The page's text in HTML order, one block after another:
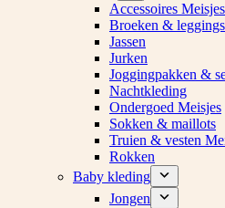
Accessoires Meisjes
Broeken &
Jassen
Jurken
Joggingpakken &
Nachtkleding
Ondergoed Meisjes
Sokken & maillots
Truien & vesten
Rokken
Baby kleding
Jongen